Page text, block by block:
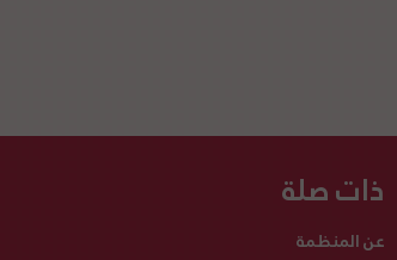
ذات صلة
عن المنظمة